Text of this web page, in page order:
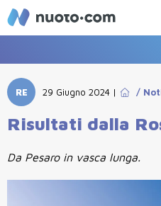
RE 29 Giugno 2024 | /
Risultati dalla
Da Pesaro in vasca lunga.